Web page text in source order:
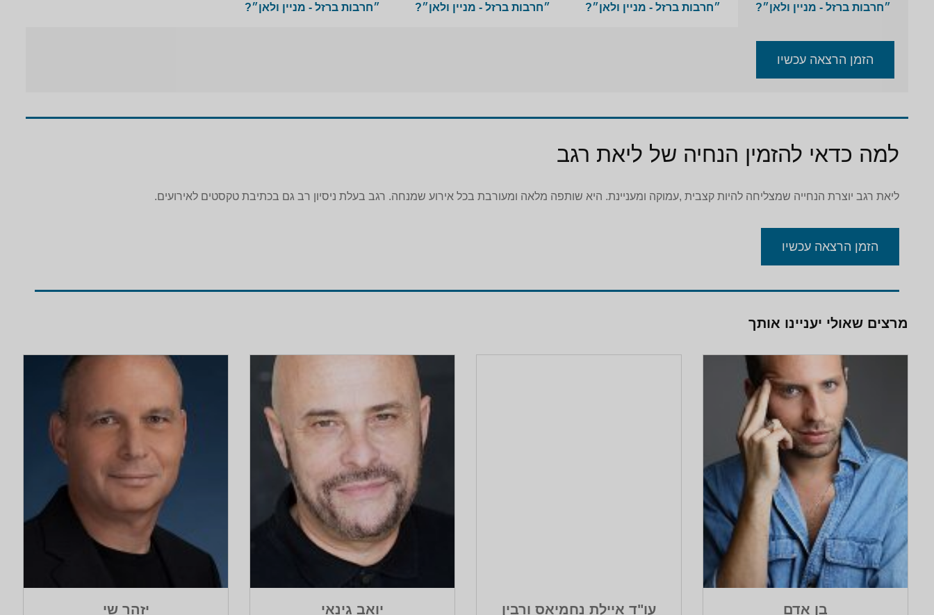
״חרבות ברזל - מניין ולאן״? ״חרבות ברזל - מניין ולאן״? ״חרבות ברזל - מניין ולאן״? ״חרבות ברזל - מניין ולאן״?
הזמן הרצאה עכשיו
למה כדאי להזמין הנחיה של ליאת רגב
ליאת רגב יוצרת הנחייה שמצליחה להיות קצבית ,עמוקה ומעניינת. היא שותפה מלאה ומעורבת בכל אירוע שמנחה. רגב בעלת ניסיון רב גם בכתיבת טקסטים לאירועים.
הזמן הרצאה עכשיו
מרצים שאולי יעניינו אותך
יזהר שי יואב גינאי עו"ד איילת נחמיאס ורבין בן אדם